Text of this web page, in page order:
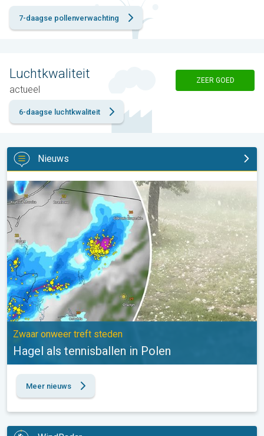
7-daagse pollenverwachting
Luchtkwaliteit
actueel
ZEER GOED
6-daagse luchtkwaliteit
Nieuws
Hagel als tennisballen in Polen. Zwaar onweer treft steden. . .
Zwaar onweer treft steden
Hagel als tennisballen in Polen
Meer nieuws